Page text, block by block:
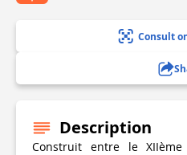
Consult
Description
Construit entre le